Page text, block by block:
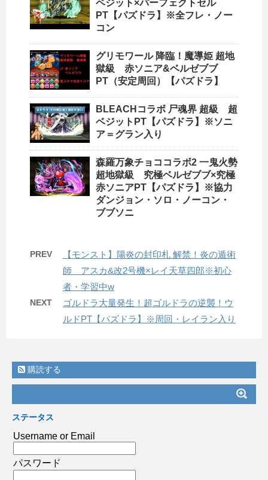
ベジット×パーフェクトセル
PT【パズドラ】※全フレ・ノー
コン
グリモワール 降臨！魔導姫 超地
獄級 赤ソニア&ベルゼブブ
PT（安定周回）【パズドラ】
BLEACHコラボ 尸魂界 超級 超
ベジットPT【パズドラ】※ソニ
ア＝グラン入り
森羅万象チョココラボ2 一鬼火勢
超地獄級 究極ベルゼブブ×究極
赤ソニアPT【パズドラ】※協力
ダンジョン・ソロ・ノーコン・
ブブソニ
PREV
【モンスト】陽炎の封印札 解禁！炎の遁術
師 アスカ&改2号機×レイ天草四郎※初心
者・学習中w
NEXT
ゴルドラ大量発生！超ゴルドラの逆襲！ウ
ルドPT【パズドラ】※周回・レイラン入り
購読する
ステータス
Username or Email
パスワード